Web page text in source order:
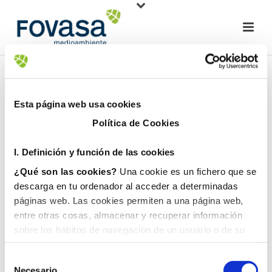
Esta página web usa cookies
Política de Cookies
I. Definición y función de las cookies
¿Qué son las cookies? Una cookie es un fichero que se
descarga en tu ordenador al acceder a determinadas
páginas web. Las cookies permiten a una página web,
entre otras cosas, almacenar y recuperar información
sobre los hábitos de navegación de un usuario o de su
equipo y, dependiendo de la información que contengan y
de la forma en que utilice su equipo, pueden utilizarse